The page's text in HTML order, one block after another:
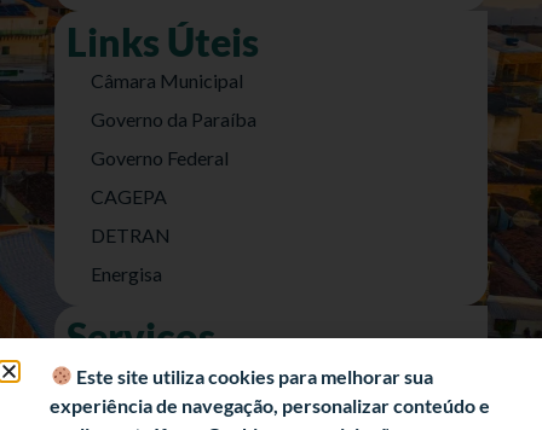
Links Úteis
Câmara Municipal
Governo da Paraíba
Governo Federal
CAGEPA
DETRAN
Energisa
Serviços
Nota Fiscal Eletrônica
e-SIC (Acesso a Informação)
Este site utiliza cookies para melhorar sua
experiência de navegação, personalizar conteúdo e